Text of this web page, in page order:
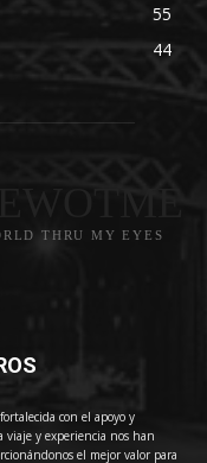
55
44
THRU MY EYES
con el apoyo y
viaje y experiencia nos han
el mejor valor para